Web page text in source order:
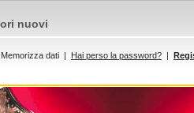
nuovi
Memorizza dati | Hai perso la password? |